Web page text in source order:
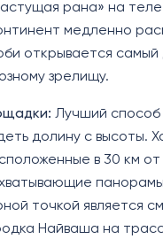
рана» на
медленно
открывается самый
зрелищу.
Лучший способ
долину с высоты.
в 30 км
панорамы
точкой является
Найваша на